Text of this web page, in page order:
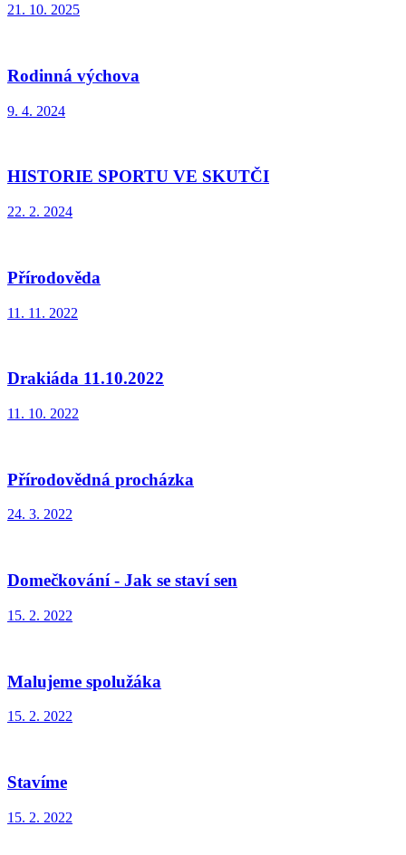
21. 10. 2025
Rodinná výchova
9. 4. 2024
HISTORIE SPORTU VE SKUTČI
22. 2. 2024
Přírodověda
11. 11. 2022
Drakiáda 11.10.2022
11. 10. 2022
Přírodovědná procházka
24. 3. 2022
Domečkování - Jak se staví sen
15. 2. 2022
Malujeme spolužáka
15. 2. 2022
Stavíme
15. 2. 2022